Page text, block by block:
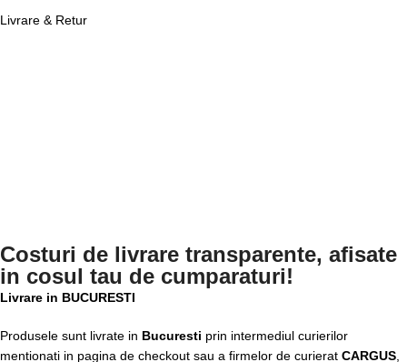
Livrare & Retur
Costuri de livrare transparente, afisate
in cosul tau de cumparaturi!
Livrare in BUCURESTI
Produsele sunt livrate in Bucuresti prin intermediul curierilor
mentionati in pagina de checkout sau a firmelor de curierat CARGUS